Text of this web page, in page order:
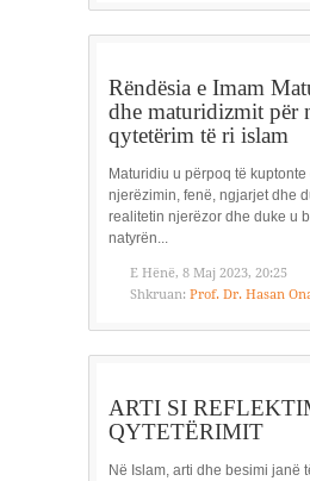
Rëndësia e Imam
dhe maturidizmit për
qytetërim të ri islam
Maturidiu u përpoq të
njerëzimin, fenë, ngjarjet dhe
realitetin njerëzor dhe duke u
natyrën...
E Hënë, 8 Maj 2023, 20:25
Shkruan: Prof. Dr. Hasan
ARTI SI
QYTETËRIMIT
Në Islam, arti dhe besimi janë